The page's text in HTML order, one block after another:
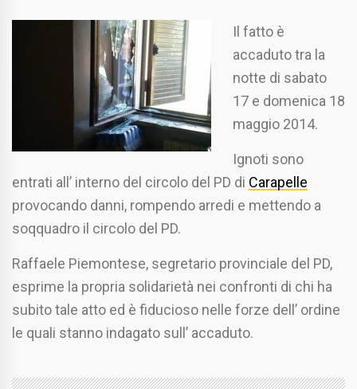
Il fatto è
accaduto tra la
notte di sabato
17 e domenica 18
maggio 2014.
Ignoti sono
entrati all’ interno del circolo del PD di Carapelle
provocando danni, rompendo arredi e mettendo a
soqquadro il circolo del PD.
Raffaele Piemontese, segretario provinciale del PD,
esprime la propria solidarietà nei confronti di chi ha
subito tale atto ed è fiducioso nelle forze dell’ ordine
le quali stanno indagato sull’ accaduto.